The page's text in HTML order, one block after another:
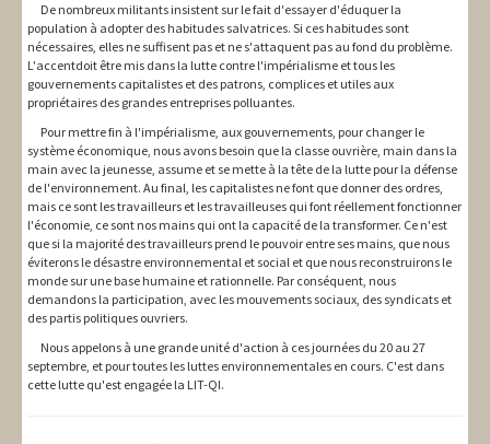
De nombreux militants insistent sur le fait d'essayer d'éduquer la
population à adopter des habitudes salvatrices. Si ces habitudes sont
nécessaires, elles ne suffisent pas et ne s'attaquent pas au fond du problème.
L'accentdoit être mis dans la lutte contre l'impérialisme et tous les
gouvernements capitalistes et des patrons, complices et utiles aux
propriétaires des grandes entreprises polluantes.
Pour mettre fin à l'impérialisme, aux gouvernements, pour changer le
système économique, nous avons besoin que la classe ouvrière, main dans la
main avec la jeunesse, assume et se mette à la tête de la lutte pour la défense
de l'environnement. Au final, les capitalistes ne font que donner des ordres,
mais ce sont les travailleurs et les travailleuses qui font réellement fonctionner
l'économie, ce sont nos mains qui ont la capacité de la transformer. Ce n'est
que si la majorité des travailleurs prend le pouvoir entre ses mains, que nous
éviterons le désastre environnemental et social et que nous reconstruirons le
monde sur une base humaine et rationnelle. Par conséquent, nous
demandons la participation, avec les mouvements sociaux, des syndicats et
des partis politiques ouvriers.
Nous appelons à une grande unité d'action à ces journées du 20 au 27
septembre, et pour toutes les luttes environnementales en cours. C'est dans
cette lutte qu'est engagée la LIT-QI.